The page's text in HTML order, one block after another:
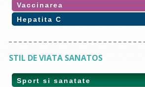
Vaccinarea
Hepatita C
STIL DE VIATA SANATOS
Sport si sanatate